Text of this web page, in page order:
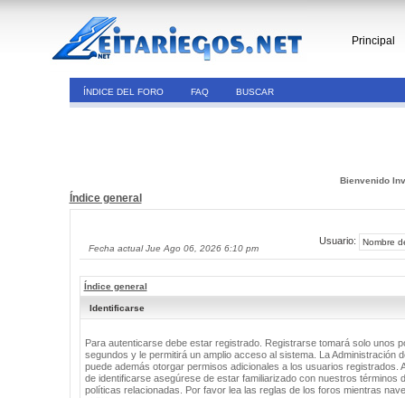
Principal
ÍNDICE DEL FORO FAQ BUSCAR
Bienvenido
Índice general
Fecha actual Jue Ago 06, 2026 6:10 pm
Usuario:
Índice general
Identificarse
Para autenticarse debe estar registrado. Registrarse tomará solo unos
segundos y le permitirá un amplio acceso al sistema. La Administración
puede además otorgar permisos adicionales a los usuarios registrados.
de identificarse asegúrese de estar familiarizado con nuestros términos
políticas relacionadas. Por favor lea las reglas de los foros mientras